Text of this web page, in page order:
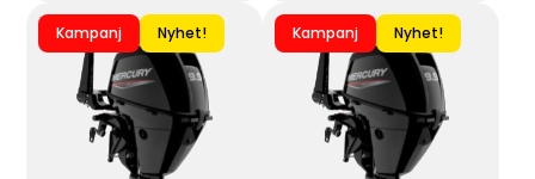
Kampanj Nyhet! Kampanj Nyhet!